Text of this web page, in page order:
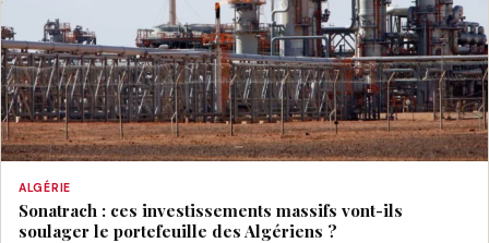
ALGÉRIE
Sonatrach : ces investissements massifs vont-ils
soulager le portefeuille des Algériens ?